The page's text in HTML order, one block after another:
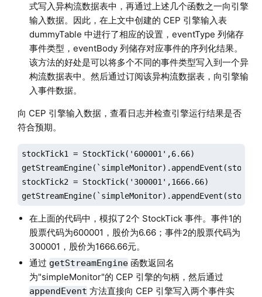
式写入异构流数据表中，再通过上述几个函数之一向引擎
输入数据。因此，在上文中创建的 CEP 引擎输入表
dummyTable 中进行了相应的设置，eventType 列储存
事件类型，eventBody 列储存对应事件的序列化结果。
该方法的好处是可以将多个不同的事件类型写入到一个异
构流数据表中。然后通过订阅该异构流数据表，向引擎输
入事件数据。
向 CEP 引擎输入数据，查看日志并检查引擎运行结果是否
符合预期。
stockTick1 = StockTick('600001',6.66)
stockTick2 = StockTick('300001',1666.66)
在上面的代码中，模拟了2个 StockTick 事件。事件1的
股票代码为600001，股价为6.66；事件2的股票代码为
300001，股价为1666.66元。
通过 getStreamEngine函数返回名
为"simpleMonitor"的 CEP 引擎的句柄，然后通过
appendEvent 方法直接向 CEP 引擎写入两个事件实